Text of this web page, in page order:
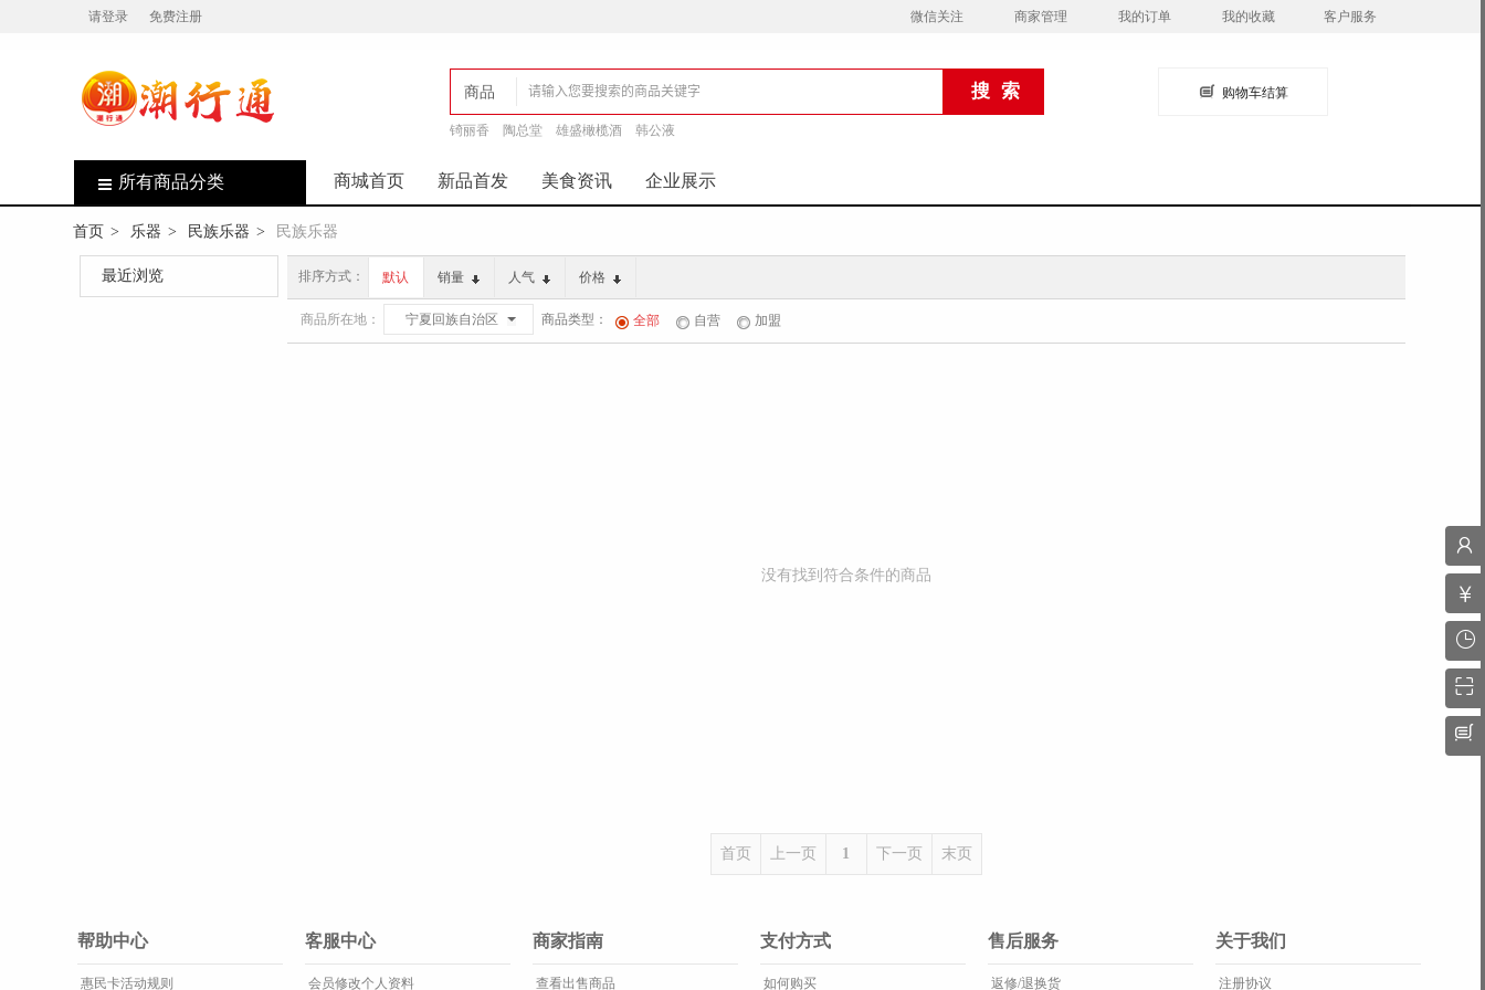
请登录 免费注册 微信关注 商家管理 我的订单 我的收藏 客户服务
商品
店铺
锜丽香 陶总堂 雄盛橄榄酒 韩公液
购物车结算
所有商品分类 商城首页 新品首发 美食资讯 企业展示
首页 > 乐器 > 民族乐器 > 民族乐器
最近浏览 排序方式： 默认 销量 人气 价格
商品所在地： 宁夏回族自治区 商品类型： 全部 自营 加盟
没有找到符合条件的商品
首页 上一页 1 下一页 末页
帮助中心
惠民卡活动规则
客服中心
会员修改个人资料
商家指南
查看出售商品
支付方式
如何购买
售后服务
返修/退换货
关于我们
注册协议